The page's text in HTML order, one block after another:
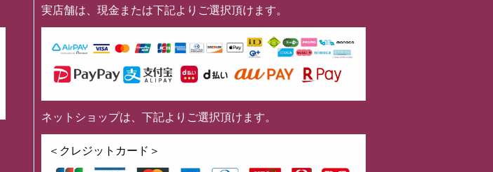
実店舗は、現金または下記よりご選択頂けます。
ネットショップは、下記よりご選択頂けます。
＜クレジットカード＞